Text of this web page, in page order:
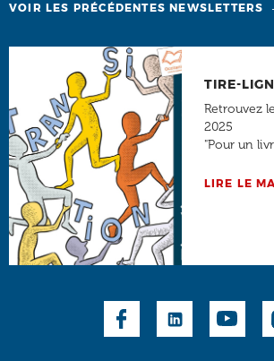
VOIR LES PRÉCÉDENTES NEWSLETTERS
TIRE-
Retrouvez
2025
"Pour un
LIRE LE